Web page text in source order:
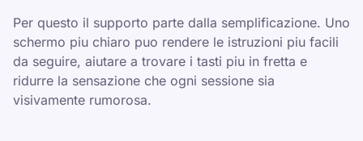
Per questo il supporto parte dalla semplificazione. Uno
schermo piu chiaro puo rendere le istruzioni piu facili
da seguire, aiutare a trovare i tasti piu in fretta e
ridurre la sensazione che ogni sessione sia
visivamente rumorosa.